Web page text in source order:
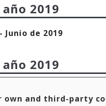
2019
de 2019
2019
own and third-party